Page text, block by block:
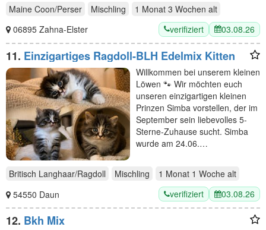
Maine Coon/Perser Mischling 1 Monat 3 Wochen alt
06895 Zahna-Elster
verifiziert 03.08.26
11. Einzigartiges Ragdoll-BLH Edelmix Kitten
Willkommen bei unserem kleinen
Löwen 🐾 Wir möchten euch
unseren einzigartigen kleinen
Prinzen Simba vorstellen, der im
September sein liebevolles 5-
Sterne-Zuhause sucht. Simba
wurde am 24.06.…
Britisch Langhaar/Ragdoll Mischling 1 Monat 1 Woche alt
54550 Daun
verifiziert 03.08.26
12. Bkh Mix